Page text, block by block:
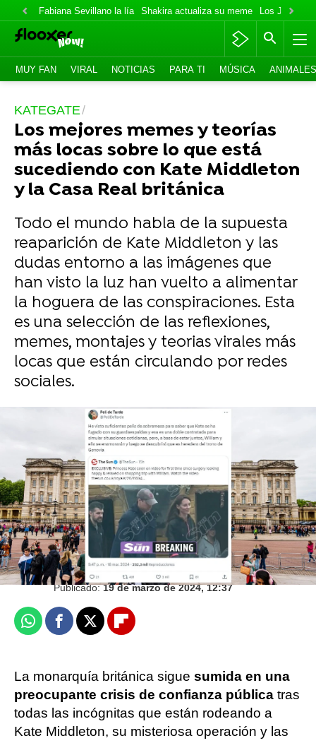
Fabiana Sevillano la lía Shakira actualiza su meme Los Jonas
MUY FAN VIRAL NOTICIAS PARA TI MÚSICA ANIMALES
KATEGATE
Los mejores memes y teorías
más locas sobre lo que está
sucediendo con Kate Middleton
y la Casa Real británica
Todo el mundo habla de la supuesta
reaparición de Kate Middleton y las
dudas entorno a las imágenes que
han visto la luz han vuelto a alimentar
la hoguera de las conspiraciones. Esta
es una selección de las reflexiones,
memes, montajes y teorias virales más
locas que están circulando por redes
sociales.
Shakira habla sobre la última canción con la
que se despide de Piqué
Juan Ceñal
Publicado:19 de marzo de 2024, 12:37
WhatsappFacebook
X Flipboard
La monarquía británica sigue sumida en una
preocupante crisis de confianza pública tras
todas las incógnitas que están rodeando a
Kate Middleton, su misteriosa operación y las